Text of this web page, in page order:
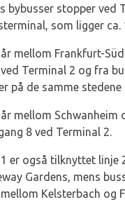
bybusser stopper ved
som ligger
mellom Frankfurt-
Terminal 2 og fra
på de samme stedene
mellom
8 ved Terminal 2.
er også tilknyttet
Gardens, mens
Kelsterbach og